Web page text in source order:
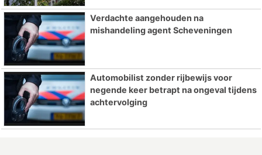
Verdachte aangehouden na
mishandeling agent Scheveningen
Automobilist zonder rijbewijs voor
negende keer betrapt na ongeval tijdens
achtervolging